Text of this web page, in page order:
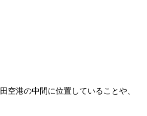
空港の中間に位置していることや、